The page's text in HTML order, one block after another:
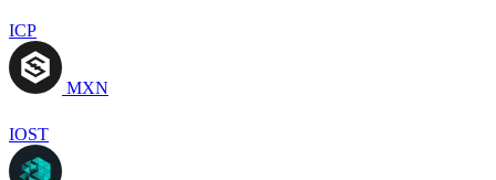
ICP
MXN
IOST